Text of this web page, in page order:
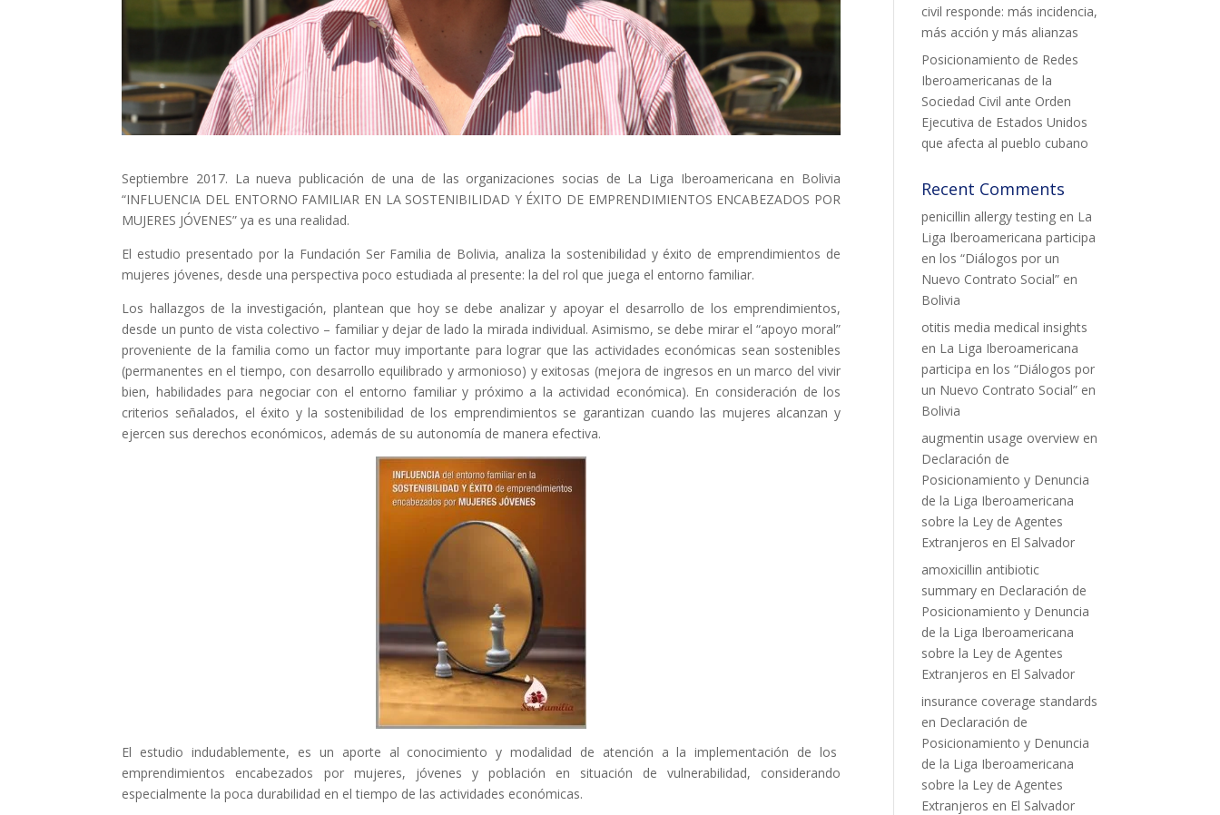
Septiembre 2017. La nueva publicación de una de las organizaciones socias de La Liga Iberoamericana en Bolivia
“INFLUENCIA DEL ENTORNO FAMILIAR EN LA SOSTENIBILIDAD Y ÉXITO DE EMPRENDIMIENTOS ENCABEZADOS POR
MUJERES JÓVENES” ya es una realidad.
El estudio presentado por la Fundación Ser Familia de Bolivia, analiza la sostenibilidad y éxito de emprendimientos de
mujeres jóvenes, desde una perspectiva poco estudiada al presente: la del rol que juega el entorno familiar.
Los hallazgos de la investigación, plantean que hoy se debe analizar y apoyar el desarrollo de los emprendimientos,
desde un punto de vista colectivo – familiar y dejar de lado la mirada individual. Asimismo, se debe mirar el “apoyo moral”
proveniente de la familia como un factor muy importante para lograr que las actividades económicas sean sostenibles
(permanentes en el tiempo, con desarrollo equilibrado y armonioso) y exitosas (mejora de ingresos en un marco del vivir
bien, habilidades para negociar con el entorno familiar y próximo a la actividad económica). En consideración de los
criterios señalados, el éxito y la sostenibilidad de los emprendimientos se garantizan cuando las mujeres alcanzan y
ejercen sus derechos económicos, además de su autonomía de manera efectiva.
El estudio indudablemente, es un aporte al conocimiento y modalidad de atención a la implementación de los
emprendimientos encabezados por mujeres, jóvenes y población en situación de vulnerabilidad, considerando
especialmente la poca durabilidad en el tiempo de las actividades económicas.
civil responde: más incidencia,
más acción y más alianzas
Posicionamiento de Redes
Iberoamericanas de la
Sociedad Civil ante Orden
Ejecutiva de Estados Unidos
que afecta al pueblo cubano
Recent Comments
penicillin allergy testing en La
Liga Iberoamericana participa
en los “Diálogos por un
Nuevo Contrato Social” en
Bolivia
otitis media medical insights
en La Liga Iberoamericana
participa en los “Diálogos por
un Nuevo Contrato Social” en
Bolivia
augmentin usage overview en
Declaración de
Posicionamiento y Denuncia
de la Liga Iberoamericana
sobre la Ley de Agentes
Extranjeros en El Salvador
amoxicillin antibiotic
summary en Declaración de
Posicionamiento y Denuncia
de la Liga Iberoamericana
sobre la Ley de Agentes
Extranjeros en El Salvador
insurance coverage standards
en Declaración de
Posicionamiento y Denuncia
de la Liga Iberoamericana
sobre la Ley de Agentes
Extranjeros en El Salvador